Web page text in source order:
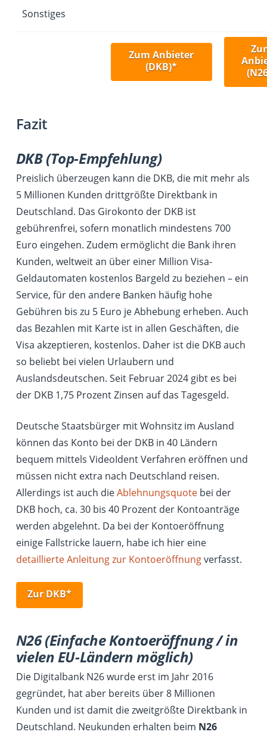
Sonstiges
Zum Anbieter
(DKB)*
Fazit
DKB (Top-Empfehlung)
Preislich überzeugen kann die DKB, die mit mehr als
5 Millionen Kunden drittgrößte Direktbank in
Deutschland. Das Girokonto der DKB ist
gebührenfrei, sofern monatlich mindestens 700
Euro eingehen. Zudem ermöglicht die Bank ihren
Kunden, weltweit an über einer Million Visa-
Geldautomaten kostenlos Bargeld zu beziehen – ein
Service, für den andere Banken häufig hohe
Gebühren bis zu 5 Euro je Abhebung erheben. Auch
das Bezahlen mit Karte ist in allen Geschäften, die
Visa akzeptieren, kostenlos. Daher ist die DKB auch
so beliebt bei vielen Urlaubern und
Auslandsdeutschen. Seit Februar 2024 gibt es bei
der DKB 1,75 Prozent Zinsen auf das Tagesgeld.
Deutsche Staatsbürger mit Wohnsitz im Ausland
können das Konto bei der DKB in 40 Ländern
bequem mittels VideoIdent Verfahren eröffnen und
müssen nicht extra nach Deutschland reisen.
Allerdings ist auch dieAblehnungsquotebei der
DKB hoch, ca. 30 bis 40 Prozent der Kontoanträge
werden abgelehnt. Da bei der Kontoeröffnung
einige Fallstricke lauern, habe ich hier eine
detaillierte Anleitung zur Kontoeröffnungverfasst.
Zur DKB*
N26 (Einfache Kontoeröffnung / in
vielen EU-Ländern möglich)
Die Digitalbank N26 wurde erst im Jahr 2016
gegründet, hat aber bereits über 8 Millionen
Kunden und ist damit die zweitgrößte Direktbank in
Deutschland. Neukunden erhalten beim N26